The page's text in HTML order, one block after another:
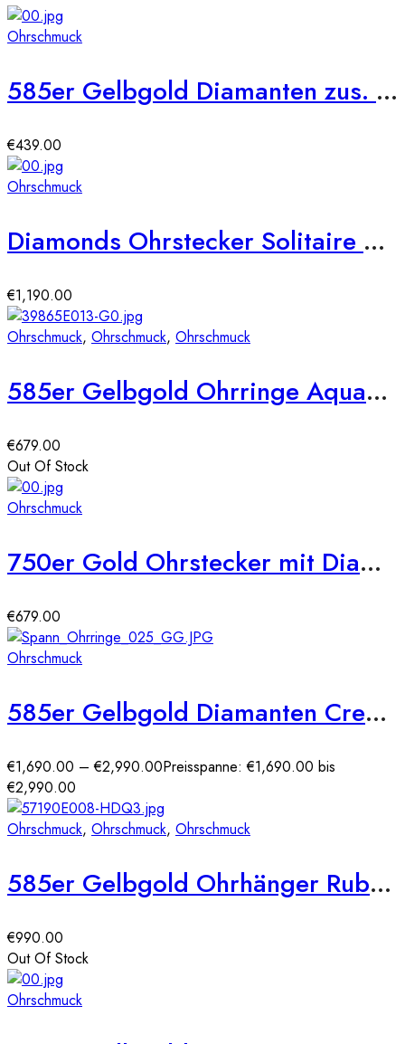
Ohrschmuck
585er Gelbgold Diamanten zus. 0,17ct. Ohrstecker
€439.00
Ohrschmuck
Diamonds Ohrstecker Solitaire Weißgold 750 Ohrringe 18-Brillanten ca.0,200ct.
€1,190.00
Ohrschmuck, Ohrschmuck, Ohrschmuck
585er Gelbgold Ohrringe Aquamarin 1,45ct./18 Diam. 0,06ct.
€679.00
Out Of Stock
Ohrschmuck
750er Gold Ohrstecker mit Diamanten zus. 0,21ct.
€679.00
Ohrschmuck
585er Gelbgold Diamanten Creolen Spannfassung Brilliant Solitaire
€1,690.00 –€2,990.00Preisspanne: €1,690.00 bis
€2,990.00
Ohrschmuck, Ohrschmuck, Ohrschmuck
585er Gelbgold Ohrhänger Rubin 0,60ct. tropfenform und 40 x Diamanten 0,11ct.
€990.00
Out Of Stock
Ohrschmuck